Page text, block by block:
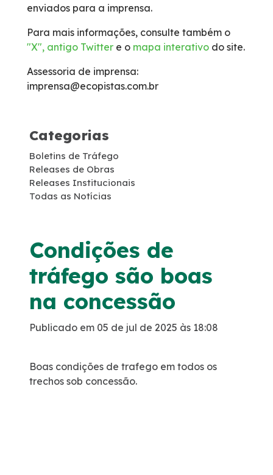
Cargas Especiais
Faixa de Domínio
Links Úteis
Notícias
Sustentabilidade
Agenda
Política de Gestão Integrada
Atendimento
enviados para a imprensa.
Para mais informações, consulte também o
"X", antigo Twitter e o mapa interativo do site.
Assessoria de imprensa:
imprensa@ecopistas.com.br
Categorias
Boletins de Tráfego
Releases de Obras
Releases Institucionais
Todas as Notícias
Condições de
tráfego são boas
na concessão
Publicado em 05 de jul de 2025 às 18:08
Boas condições de trafego em todos os
trechos sob concessão.